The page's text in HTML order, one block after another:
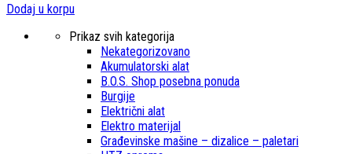
Dodaj u korpu
Prikaz svih kategorija
Nekategorizovano
Akumulatorski alat
B.O.S. Shop posebna ponuda
Burgije
Električni alat
Elektro materijal
Građevinske mašine – dizalice – paletari